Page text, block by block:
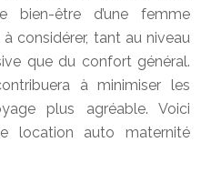
bien-être d’une femme
considérer, tant au niveau
que du confort général.
à minimiser les
plus agréable. Voici
location auto maternité